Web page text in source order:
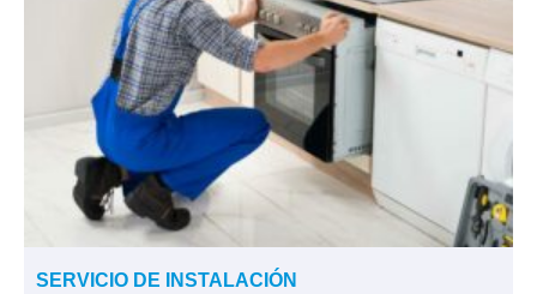
SERVICIO DE INSTALACIÓN